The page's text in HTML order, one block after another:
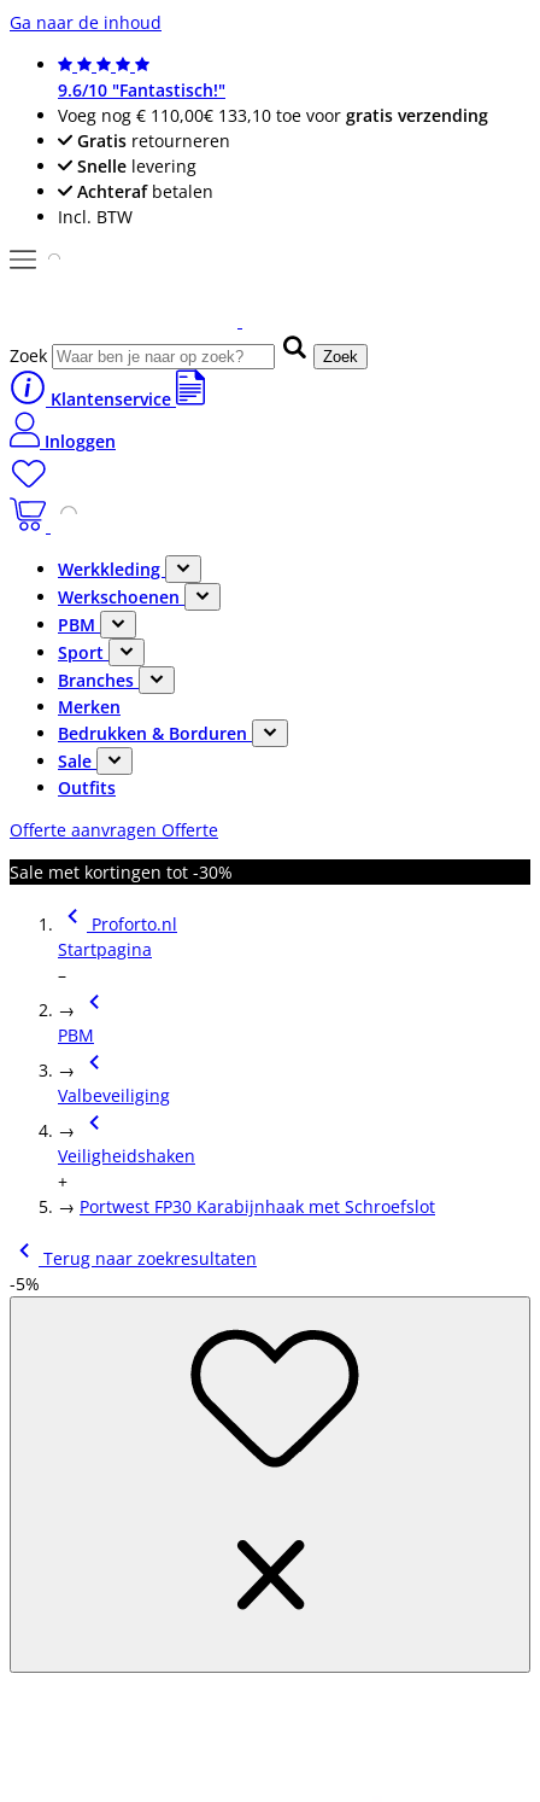
Ga naar de inhoud
9.6/10 "Fantastisch!"
Voeg nog € 110,00€ 133,10 toe voor gratis verzending
Gratis retourneren
Snelle levering
Achterafbetalen
Incl. BTW
Zoek Zoek
Klantenservice
Inloggen
Werkkleding
Werkschoenen
PBM
Sport
Branches
Merken
Bedrukken & Borduren
Sale
Outfits
Offerte aanvragen Offerte
Sale met kortingen tot -30%
Proforto.nl
Startpagina
–
→
PBM
→
Valbeveiliging
→
Veiligheidshaken
+
→ Portwest FP30 Karabijnhaak met Schroefslot
Terug naar zoekresultaten
-5%